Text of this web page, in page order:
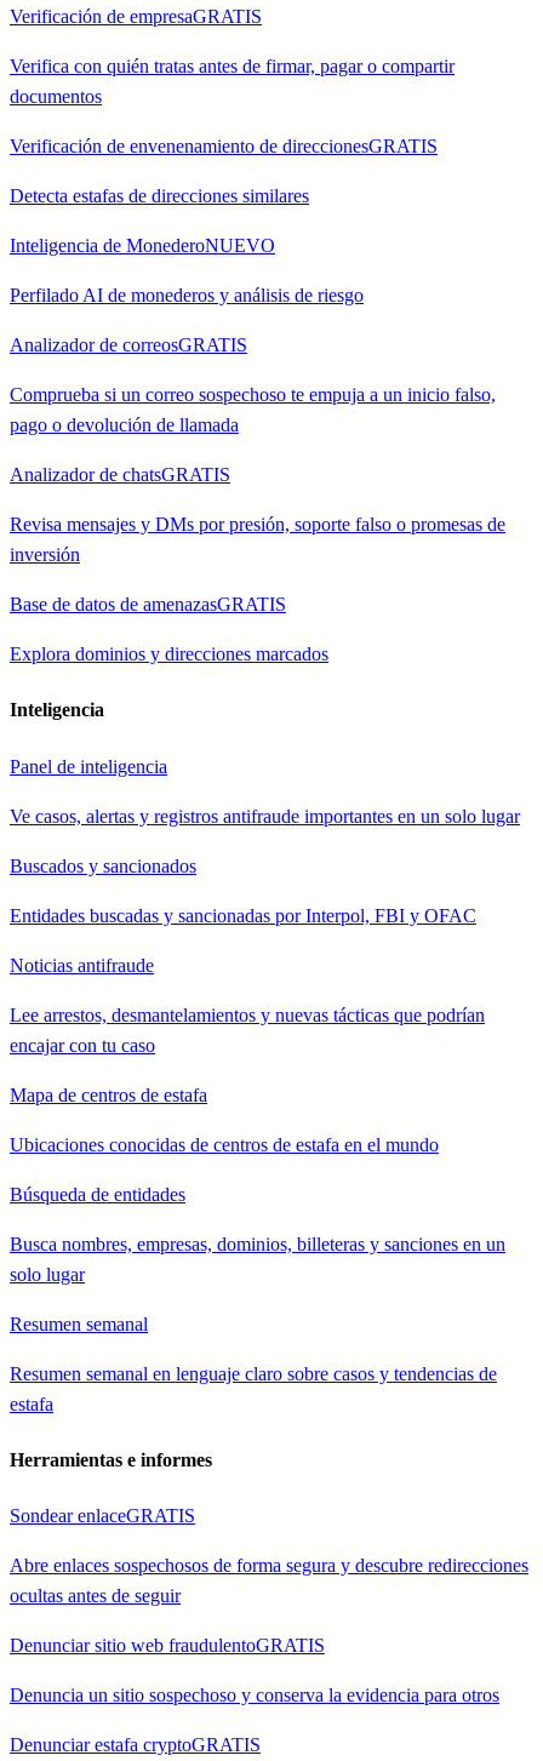
Verificación de empresaGRATIS
Verifica con quién tratas antes de firmar, pagar o compartir
documentos
Verificación de envenenamiento de direccionesGRATIS
Detecta estafas de direcciones similares
Inteligencia de MonederoNUEVO
Perfilado AI de monederos y análisis de riesgo
Analizador de correosGRATIS
Comprueba si un correo sospechoso te empuja a un inicio falso,
pago o devolución de llamada
Analizador de chatsGRATIS
Revisa mensajes y DMs por presión, soporte falso o promesas de
inversión
Base de datos de amenazasGRATIS
Explora dominios y direcciones marcados
Inteligencia
Panel de inteligencia
Ve casos, alertas y registros antifraude importantes en un solo lugar
Buscados y sancionados
Entidades buscadas y sancionadas por Interpol, FBI y OFAC
Noticias antifraude
Lee arrestos, desmantelamientos y nuevas tácticas que podrían
encajar con tu caso
Mapa de centros de estafa
Ubicaciones conocidas de centros de estafa en el mundo
Búsqueda de entidades
Busca nombres, empresas, dominios, billeteras y sanciones en un
solo lugar
Resumen semanal
Resumen semanal en lenguaje claro sobre casos y tendencias de
estafa
Herramientas e informes
Sondear enlaceGRATIS
Abre enlaces sospechosos de forma segura y descubre redirecciones
ocultas antes de seguir
Denunciar sitio web fraudulentoGRATIS
Denuncia un sitio sospechoso y conserva la evidencia para otros
Denunciar estafa cryptoGRATIS